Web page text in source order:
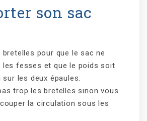
son sac
pour que le sac ne
les fesses et que le poids soit
les deux épaules.
trop les bretelles sinon vous
la circulation sous les